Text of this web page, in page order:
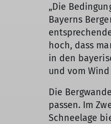
„Die
Bayerns
hoch, dass
in den
und vom
Die
passen. Im
Schneelage